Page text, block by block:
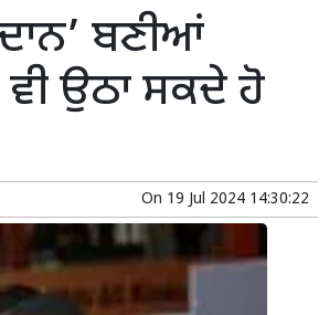
ਬਣੀਆਂ
ਉਠਾ ਸਕਦੇ ਹੋ
On 19 Jul 2024 14:30:22